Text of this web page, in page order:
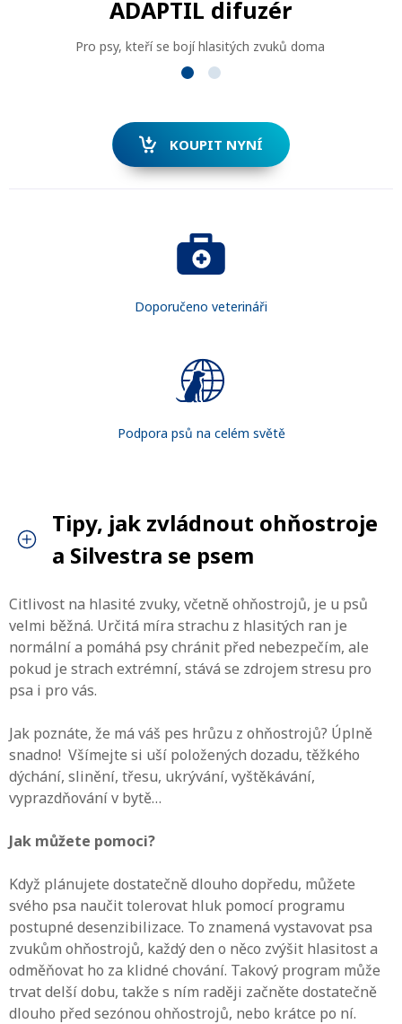
HLEDAT
ADAPTIL difuzér
Pro psy, kteří se bojí hlasitých zvuků doma
KOUPIT NYNÍ
Doporučeno veterináři
Podpora psů na celém světě
Tipy, jak zvládnout ohňostroje
a Silvestra se psem
Citlivost na hlasité zvuky, včetně ohňostrojů, je u psů
velmi běžná. Určitá míra strachu z hlasitých ran je
normální a pomáhá psy chránit před nebezpečím, ale
pokud je strach extrémní, stává se zdrojem stresu pro
psa i pro vás.
Jak poznáte, že má váš pes hrůzu z ohňostrojů? Úplně
snadno! Všímejte si uší položených dozadu, těžkého
dýchání, slinění, třesu, ukrývání, vyštěkávání,
vyprazdňování v bytě…
Jak můžete pomoci?
Když plánujete dostatečně dlouho dopředu, můžete
svého psa naučit tolerovat hluk pomocí programu
postupné desenzibilizace. To znamená vystavovat psa
zvukům ohňostrojů, každý den o něco zvýšit hlasitost a
odměňovat ho za klidné chování. Takový program může
trvat delší dobu, takže s ním raději začněte dostatečně
dlouho před sezónou ohňostrojů, nebo krátce po ní.